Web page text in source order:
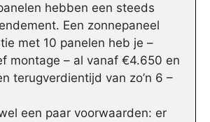
hebben een steeds
Een zonnepaneel
met 10 panelen heb je –
montage – al vanaf €4.650 en
terugverdientijd van zo’n 6 –
een paar voorwaarden: er